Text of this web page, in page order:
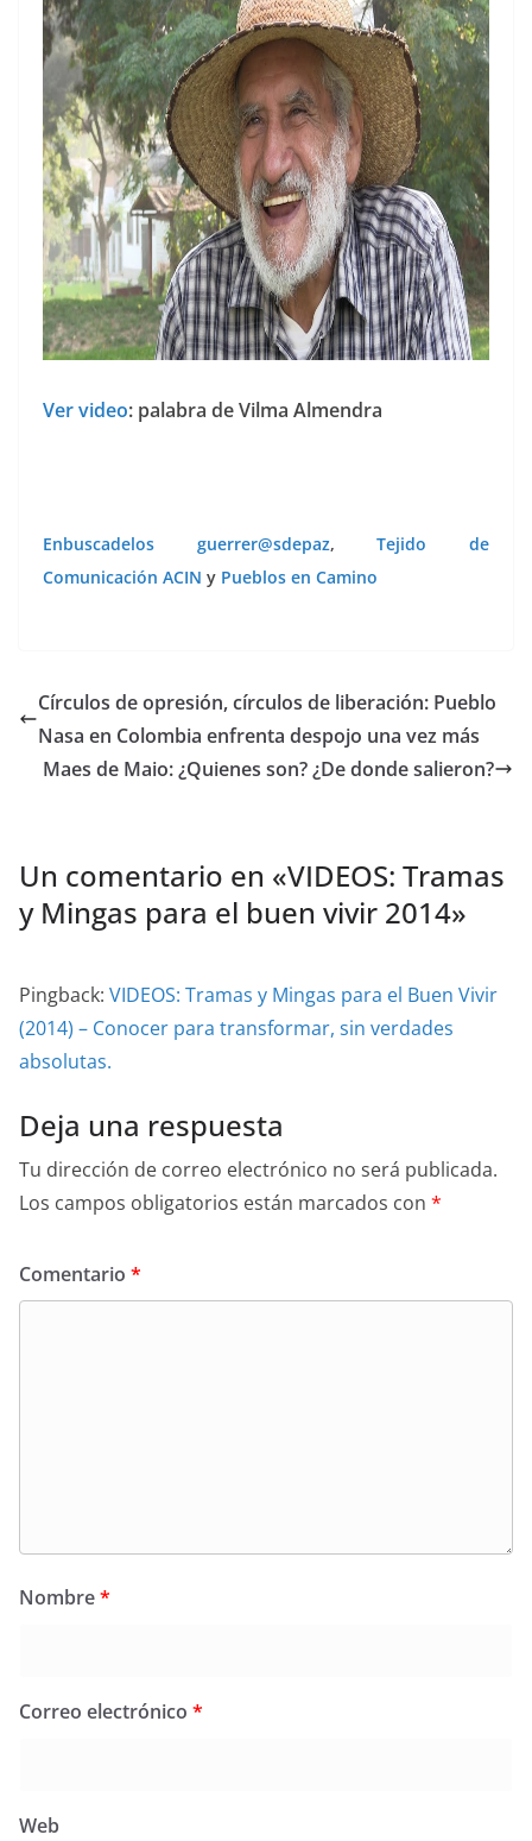
Ver video: palabra de Vilma Almendra
Enbuscadelos guerrer@sdepaz,Tejido de
Comunicación ACIN y Pueblos en Camino
Círculos de opresión, círculos de liberación: Pueblo
Nasa en Colombia enfrenta despojo una vez más
Maes de Maio: ¿Quienes son? ¿De donde salieron?
Un comentario en «VIDEOS: Tramas
y Mingas para el buen vivir 2014»
Pingback: VIDEOS: Tramas y Mingas para el Buen Vivir
(2014) – Conocer para transformar, sin verdades
absolutas.
Deja una respuesta
Tu dirección de correo electrónico no será publicada.
Los campos obligatorios están marcados con *
Comentario *
Nombre*
Correo electrónico *
Web